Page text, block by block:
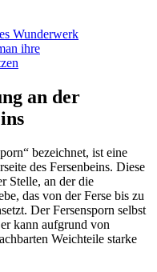
Wunderwerk
ihre
an der
bezeichnet, ist eine
des Fersenbeins. Diese
Stelle, an der die
das von der Ferse bis zu
Der Fersensporn selbst
kann aufgrund von
Weichteile starke